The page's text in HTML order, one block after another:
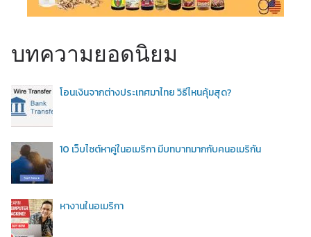
บทความยอดนิยม
โอนเงินจากต่างประเทศมาไทย วิธีไหนคุ้มสุด?
10 เว็บไซต์หาคู่ในอเมริกา มีบทบาทมากกับคนอเมริกัน
หางานในอเมริกา